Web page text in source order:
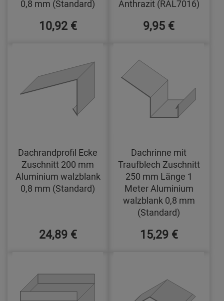
0,8 mm (Standard)
10,92 €
Anthrazit (RAL7016)
9,95 €
Dachrandprofil Ecke
Zuschnitt 200 mm
Aluminium walzblank
0,8 mm (Standard)
24,89 €
Dachrinne mit
Traufblech Zuschnitt
250 mm Länge 1
Meter Aluminium
walzblank 0,8 mm
(Standard)
15,29 €